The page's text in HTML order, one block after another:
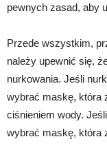
pewnych zasad, aby
Przede wszystkim,
należy upewnić się,
nurkowania. Jeśli
wybrać maskę, która
ciśnieniem wody.
wybrać maskę, która